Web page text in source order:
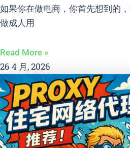
如果你在做电商，你首先想到的
做成人用
Read More »
26 4 月, 2026